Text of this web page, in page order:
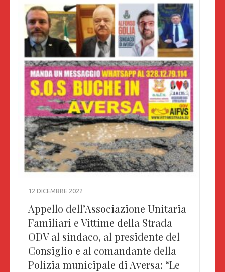
12 DICEMBRE 2022
Appello dell’Associazione Unitaria
Familiari e Vittime della Strada
ODV al sindaco, al presidente del
Consiglio e al comandante della
Polizia municipale di Aversa: “Le